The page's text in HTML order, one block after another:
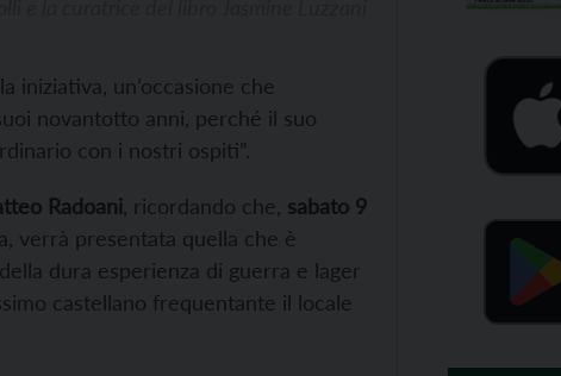
iniziativa, un’occasione che
novantotto anni, perché il suo
con i nostri ospiti”.
Radoani, ricordando che, sabato 9
verrà presentata quella che è
dura esperienza di guerra e lager
castellano frequentante il locale